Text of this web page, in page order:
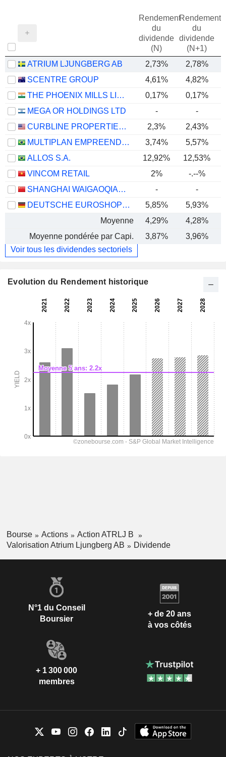
Rendement
du
dividende
(N)
Rendement
du
dividende
(N+1)
ATRIUM LJUNGBERG AB 2,73% 2,78%
SCENTRE GROUP
4,61% 4,82%
THE PHOENIX MILLS LIMITED
0,17% 0,17%
MEGA OR HOLDINGS LTD
-
-
CURBLINE PROPERTIES CORP.
2,3% 2,43%
MULTIPLAN EMPREENDIMENTOS IMOBILIARIOS S.A.
3,74% 5,57%
ALLOS S.A.
12,92% 12,53%
VINCOM RETAIL
2% -.--%
SHANGHAI WAIGAOQIAO FREE TRADE ZONE GROUP CO., LTD.
-
-
DEUTSCHE EUROSHOP AG
5,85% 5,93%
Moyenne
4,29% 4,28%
Moyenne pondérée par Capi.
3,87% 3,96%
Voir tous les dividendes sectoriels
Evolution du Rendement historique
Bourse Actions
Action ATRLJ B
Valorisation Atrium Ljungberg AB
Dividende
N°1 du Conseil
Boursier
+ de 20 ans
à vos côtés
+ 1 300 000
membres